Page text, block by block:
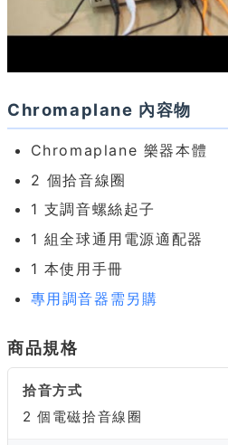
Chromaplane 內容物
Chromaplane 樂器本體
2 個拾音線圈
1 支調音螺絲起子
1 組全球通用電源適配器
1 本使用手冊
專用調音器需另購
商品規格
拾音方式
2 個電磁拾音線圈